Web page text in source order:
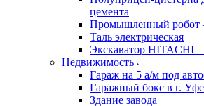
цемента
Промышленный робот
Таль электрическая
Экскаватор HITACHI
Недвижимость
Гараж на 5 а/м под
Гаражный бокс в г. Уфе
Здание завода